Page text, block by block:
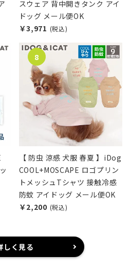
スウェア 背中開きタンク アイ
ドッグ メール便OK
￥3,971 (税込)
【 防虫 涼感 犬服 春夏 】iDog
COOL+MOSCAPE ロゴプリン
トメッシュTシャツ 接触冷感
防蚊 アイドッグ メール便OK
￥2,200 (税込)
しく見る